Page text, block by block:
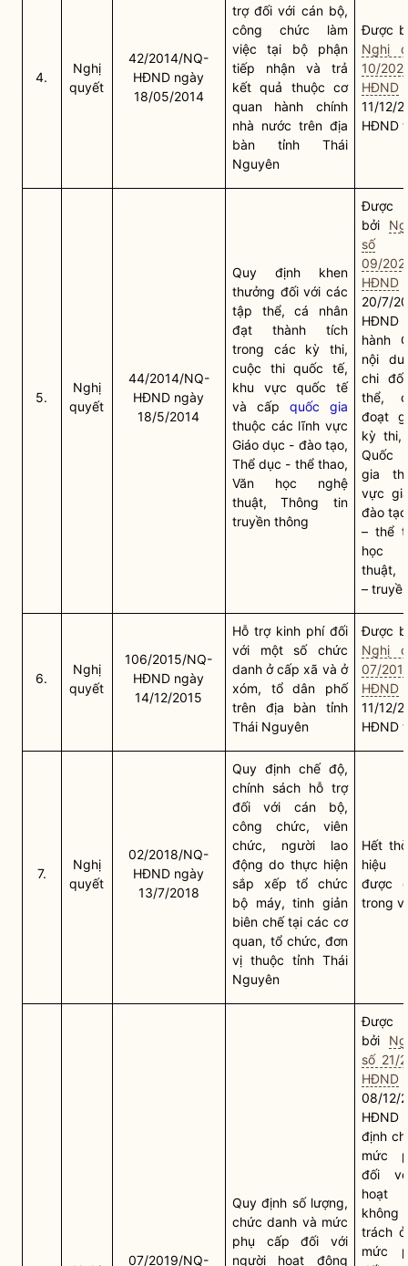
4.
Nghị
quyết
42/2014/NQ-
HĐND ngày
18/05/2014
trợ đối với cán bộ,
công chức làm
việc tại bộ phận
tiếp nhận và trả
kết quả thuộc cơ
quan hành chính
nhà nước trên địa
bàn tỉnh Thái
Nguyên
Được
Nghị
10/
HĐND
11/12/
HĐND
5.
Nghị
quyết
44/2014/NQ-
HĐND ngày
18/5/2014
Quy định khen
thưởng đối với các
tập thể, cá nhân
đạt thành tích
trong các kỳ thi,
cuộc thi quốc tế,
khu vực quốc tế
và cấp quốc gia
thuộc các lĩnh vực
Giáo dục - đào tạo,
Thể dục - thể thao,
Văn học nghệ
thuật, Thông tin
truyền thông
Được
bởi
số
09/
HĐND
20/7/
HĐND
hành
nội
chi
thể,
đoạt
kỳ thi,
Quốc
gia
vực
đào
– thể
học
thuật,
–
6.
Nghị
quyết
106/2015/NQ-
HĐND ngày
14/12/2015
Hỗ trợ kinh phí đối
với một số chức
danh ở cấpxã và ở
xóm, tổ dân phố
trên địa bàn tỉnh
Thái Nguyên
Được
Nghị
07/
HĐND
11/12/
HĐND
7.
Nghị
quyết
02/2018/NQ-
HĐND ngày
13/7/2018
Quy định chế độ,
chính sáchhỗ trợ
đối với cán bộ,
công chức, viên
chức, người lao
động do thực hiện
sắp xếp tổ chức
bộ máy, tinh giản
biên chế tại các cơ
quan, tổ chức, đơn
vị thuộc tỉnh Thái
Nguyên
Hết
hiệu
được
trong
07/2019/NQ-
Quy định số lượng,
chức danh và mức
phụ cấp đối với
người hoạt động
Được
bởi
số 21/
HĐND
08/12/
HĐND
định
mức
đối
trách
mức